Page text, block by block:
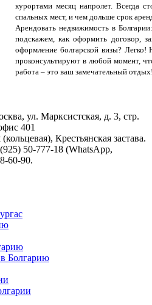
курортами месяц напролет. Всегда
спальных мест, и чем дольше срок
Арендовать недвижимость в
подскажем, как оформить договор,
оформление болгарской визы?
проконсультируют в любой момент,
работа – это ваш замечательный
ул. Марксистская, д. 3, стр.
401
Крестьянская застава.
50-777-18 (WhatsApp,
60-90.
Болгарию